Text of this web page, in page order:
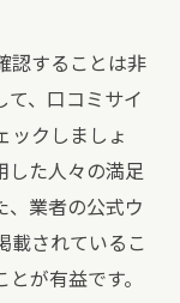
認することは非
て、口コミサイ
ックしましょ
した人々の満足
、業者の公式ウ
載されているこ
が有益です。